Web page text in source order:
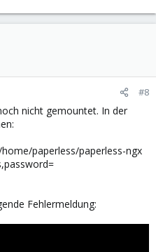
#8
nicht gemountet. In der
paperless/paperless-ngx
Fehlermeldung: